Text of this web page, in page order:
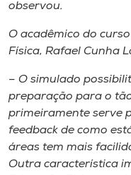
observou.
O acadêmico do
Física, Rafael Cunha
– O simulado
preparação para o
primeiramente serve
feedback de como
áreas tem mais
Outra característica